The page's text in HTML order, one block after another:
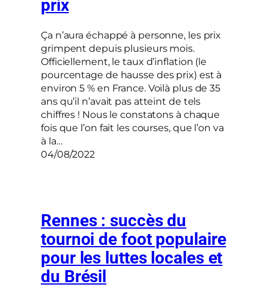
prix
Ça n’aura échappé à personne, les prix
grimpent depuis plusieurs mois.
Officiellement, le taux d’inflation (le
pourcentage de hausse des prix) est à
environ 5 % en France. Voilà plus de 35
ans qu’il n’avait pas atteint de tels
chiffres ! Nous le constatons à chaque
fois que l’on fait les courses, que l’on va
à la…
04/08/2022
Rennes : succès du
tournoi de foot populaire
pour les luttes locales et
du Brésil